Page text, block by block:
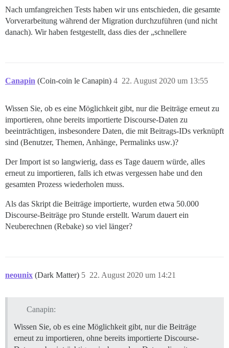
Nach umfangreichen Tests haben wir uns entschieden, die gesamte
Vorverarbeitung während der Migration durchzuführen (und nicht
danach). Wir haben festgestellt, dass dies der „schnellere
Canapin (Coin-coin le Canapin) 22. August 2020 um 13:55
4
Wissen Sie, ob es eine Möglichkeit gibt, nur die Beiträge erneut zu
importieren, ohne bereits importierte Discourse-Daten zu
beeinträchtigen, insbesondere Daten, die mit Beitrags-IDs verknüpft
sind (Benutzer, Themen, Anhänge, Permalinks usw.)?
Der Import ist so langwierig, dass es Tage dauern würde, alles
erneut zu importieren, falls ich etwas vergessen habe und den
gesamten Prozess wiederholen muss.
Als das Skript die Beiträge importierte, wurden etwa 50.000
Discourse-Beiträge pro Stunde erstellt. Warum dauert ein
Neuberechnen (Rebake) so viel länger?
neounix (Dark Matter) 22. August 2020 um 14:21
5
Canapin:
Wissen Sie, ob es eine Möglichkeit gibt, nur die Beiträge
erneut zu importieren, ohne bereits importierte Discourse-